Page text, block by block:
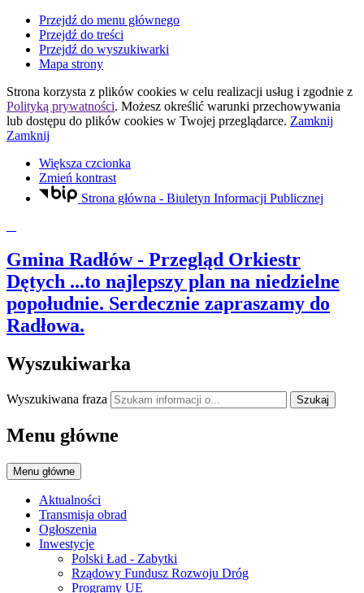
Przejdź do menu głównego
Przejdź do treści
Przejdź do wyszukiwarki
Mapa strony
Strona korzysta z plików cookies w celu realizacji usług i zgodnie z
Polityką prywatności. Możesz określić warunki przechowywania
lub dostępu do plików cookies w Twojej przeglądarce. Zamknij
Zamknij
Większa czcionka
Zmień kontrast
Strona główna - Biuletyn Informacji Publicznej
Gmina Radłów- Przegląd Orkiestr
Dętych ...to najlepszy plan na niedzielne
popołudnie. Serdecznie zapraszamy do
Radłowa.
Wyszukiwarka
Wyszukiwana fraza Szukaj
Menu główne
Menu główne
Aktualności
Transmisja obrad
Ogłoszenia
Inwestycje
Polski Ład - Zabytki
Rządowy Fundusz Rozwoju Dróg
Programy UE